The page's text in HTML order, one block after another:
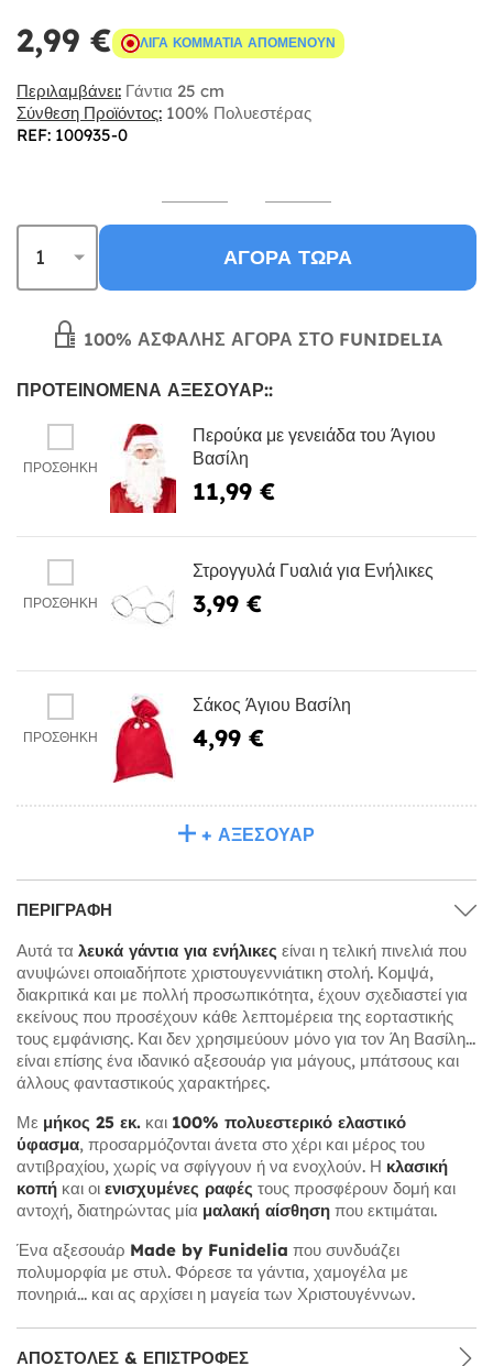
2,99 € ΛΊΓΑ ΚΟΜΜΆΤΙΑ ΑΠΟΜΈΝΟΥΝ
Περιλαμβάνει: Γάντια 25 cm
Σύνθεση Προϊόντος: 100% Πολυεστέρας
REF: 100935-0
ΑΓΟΡΆ ΤΏΡΑ
100% ΑΣΦΑΛΉΣ ΑΓΟΡΆ ΣΤΟ FUNIDELIA
ΠΡΟΤΕΙΝΌΜΕΝΑ ΑΞΕΣΟΥΆΡ::
ΠΡΟΣΘΉΚΗ
Περούκα με γενειάδα του Άγιου
Βασίλη
11,99 €
ΠΡΟΣΘΉΚΗ
Στρογγυλά Γυαλιά για Ενήλικες
3,99 €
ΠΡΟΣΘΉΚΗ
Σάκος Άγιου Βασίλη
4,99 €
+ ΑΞΕΣΟΥΆΡ
ΠΕΡΙΓΡΑΦΉ
Αυτά τα λευκά γάντια για ενήλικες είναι η τελική πινελιά που
ανυψώνει οποιαδήποτε χριστουγεννιάτικη στολή. Κομψά,
διακριτικά και με πολλή προσωπικότητα, έχουν σχεδιαστεί για
εκείνους που προσέχουν κάθε λεπτομέρεια της εορταστικής
τους εμφάνισης. Και δεν χρησιμεύουν μόνο για τον Άη Βασίλη...
είναι επίσης ένα ιδανικό αξεσουάρ για μάγους, μπάτσους και
άλλους φανταστικούς χαρακτήρες.
Με μήκος 25 εκ. και 100% πολυεστερικό ελαστικό
ύφασμα, προσαρμόζονται άνετα στο χέρι και μέρος του
αντιβραχίου, χωρίς να σφίγγουν ή να ενοχλούν. Η κλασική
κοπή και οι ενισχυμένες ραφές τους προσφέρουν δομή και
αντοχή, διατηρώντας μία μαλακή αίσθηση που εκτιμάται.
Ένα αξεσουάρ Made by Funidelia που συνδυάζει
πολυμορφία με στυλ. Φόρεσε τα γάντια, χαμογέλα με
πονηριά... και ας αρχίσει η μαγεία των Χριστουγέννων.
ΑΠΟΣΤΟΛΈΣ & ΕΠΙΣΤΡΟΦΈΣ